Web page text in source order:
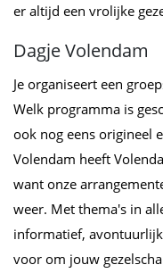
er altijd een vrolijke
Dagje Volendam
Je organiseert een
Welk programma is
ook nog eens origineel
Volendam heeft
want onze
weer. Met thema's in
informatief,
voor om jouw